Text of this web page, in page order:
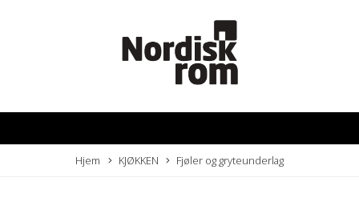
Hjem KJØKKEN Fjøler og gryteunderlag